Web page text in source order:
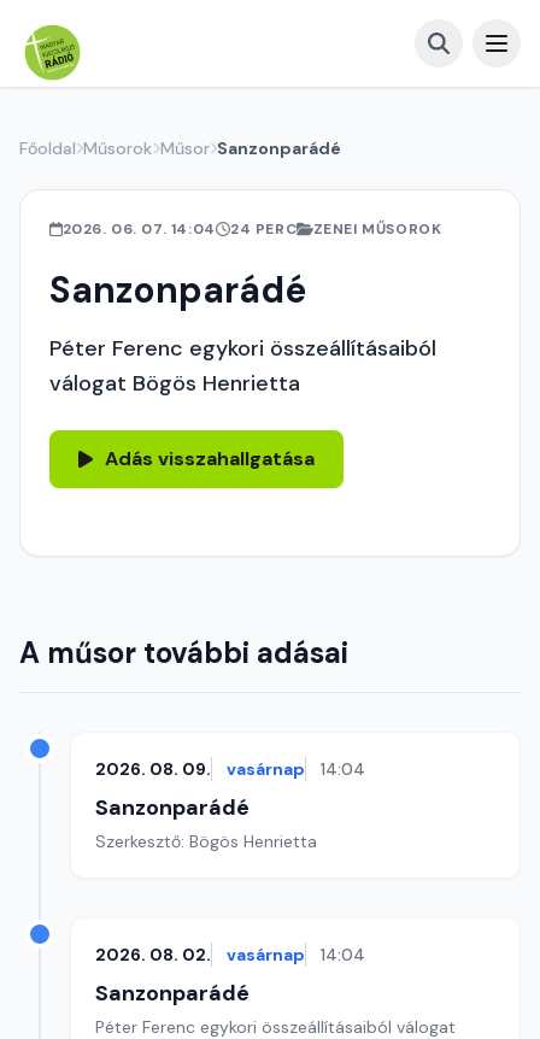
Főoldal Műsorok Műsor Sanzonparádé
2026. 06. 07. 14:04 24 PERC ZENEI MŰSOROK
Sanzonparádé
Péter Ferenc egykori összeállításaiból
válogat Bögös Henrietta
Adás visszahallgatása
A műsor további adásai
2026. 08. 09. vasárnap 14:04
Sanzonparádé
Szerkesztő: Bögös Henrietta
2026. 08. 02. vasárnap 14:04
Sanzonparádé
Péter Ferenc egykori összeállításaiból válogat